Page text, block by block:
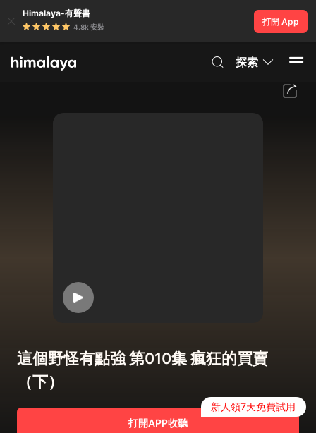
Himalaya-有聲書
4.8k 安裝
打開 App
探索
這個野怪有點強 第010集 瘋狂的買賣
（下）
打開APP收聽
新人領7天免費試用